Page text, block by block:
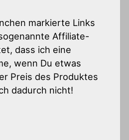
markierte Links
Affiliate-
dass ich eine
wenn Du etwas
Preis des Produktes
dadurch nicht!